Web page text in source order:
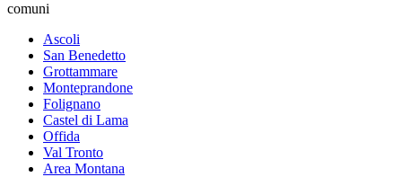
comuni
Ascoli
San Benedetto
Grottammare
Monteprandone
Folignano
Castel di Lama
Offida
Val Tronto
Area Montana